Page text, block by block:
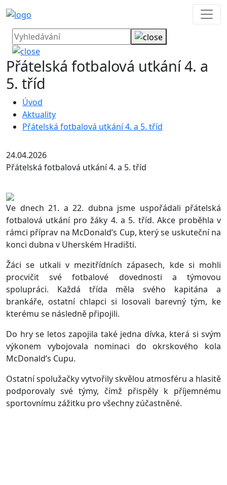
Přátelská fotbalová utkání 4. a
5. tříd
Úvod
Aktuality
Přátelská fotbalová utkání 4. a 5. tříd
24.04.2026
Přátelská fotbalová utkání 4. a 5. tříd
Ve dnech 21. a 22. dubna jsme uspořádali přátelská
fotbalová utkání pro žáky 4. a 5. tříd. Akce proběhla v
rámci příprav na McDonald’s Cup, který se uskuteční na
konci dubna v Uherském Hradišti.
Žáci se utkali v mezitřídních zápasech, kde si mohli
procvičit své fotbalové dovednosti a týmovou
spolupráci. Každá třída měla svého kapitána a
brankáře, ostatní chlapci si losovali barevný tým, ke
kterému se následně připojili.
Do hry se letos zapojila také jedna dívka, která si svým
výkonem vybojovala nominaci do okrskového kola
McDonald’s Cupu.
Ostatní spolužačky vytvořily skvělou atmosféru a hlasitě
podporovaly své týmy, čímž přispěly k příjemnému
sportovnímu zážitku pro všechny zúčastněné.